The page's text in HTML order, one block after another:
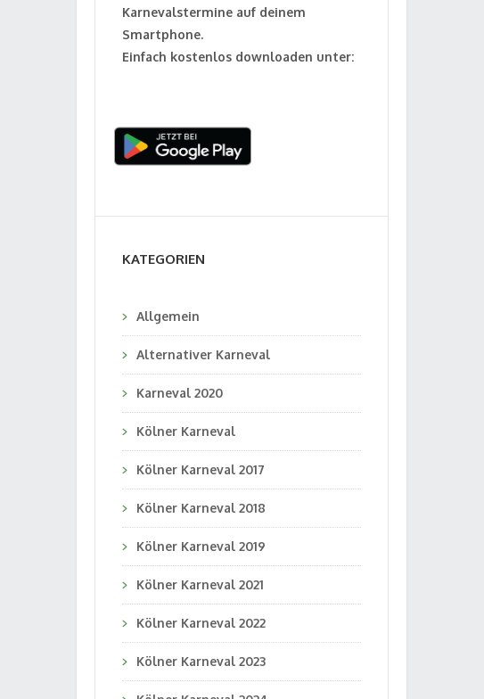
Karnevalstermine auf deinem
Smartphone.
Einfach kostenlos downloaden unter:
KATEGORIEN
Allgemein
Alternativer Karneval
Karneval 2020
Kölner Karneval
Kölner Karneval 2017
Kölner Karneval 2018
Kölner Karneval 2019
Kölner Karneval 2021
Kölner Karneval 2022
Kölner Karneval 2023